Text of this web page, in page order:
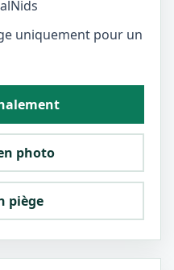
uniquement pour un
photo
piège